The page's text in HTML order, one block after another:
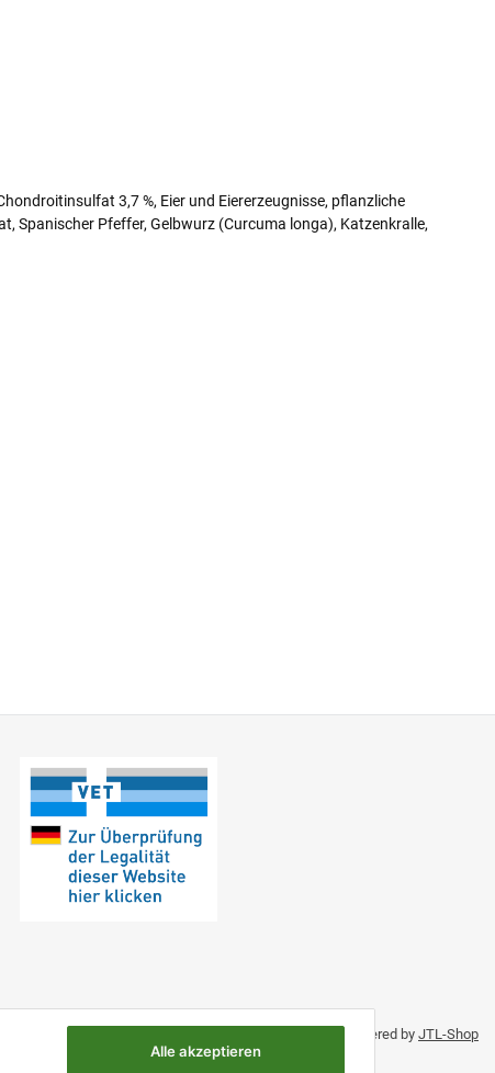
3,7 %, Eier und Eiererzeugnisse, pflanzliche
Spanischer Pfeffer, Gelbwurz (Curcuma longa), Katzenkralle,
• Powered by JTL-Shop
Alle akzeptieren